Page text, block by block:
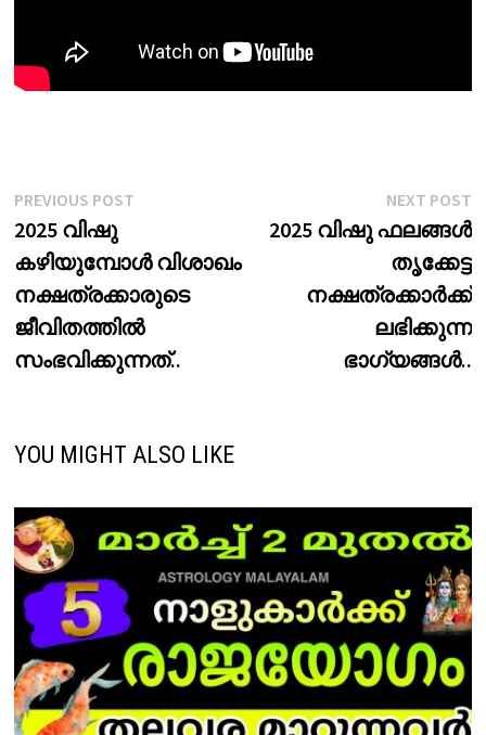
Post
navigation
PREVIOUS POSTPrevious
2025 വിഷു
കഴിയുമ്പോൾ വിശാഖം
നക്ഷത്രക്കാരുടെ
ജീവിതത്തിൽ
സംഭവിക്കുന്നത്..
NEXT POST
2025 വിഷു ഫലങ്ങൾ
തൃക്കേട്ട
നക്ഷത്രക്കാർക്ക്
ലഭിക്കുന്ന
ഭാഗ്യങ്ങൾ..
YOU MIGHT ALSO LIKE